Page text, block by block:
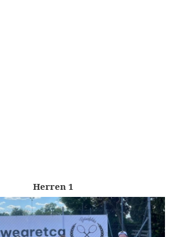
Herren 1